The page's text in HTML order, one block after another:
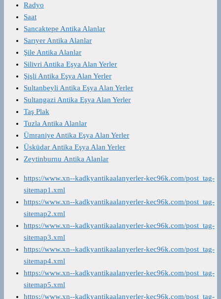
Radyo
Saat
Sancaktepe Antika Alanlar
Sarıyer Antika Alanlar
Şile Antika Alanlar
Silivri Antika Eşya Alan Yerler
Şişli Antika Eşya Alan Yerler
Sultanbeyli Antika Eşya Alan Yerler
Sultangazi Antika Eşya Alan Yerler
Taş Plak
Tuzla Antika Alanlar
Ümraniye Antika Eşya Alan Yerler
Üsküdar Antika Eşya Alan Yerler
Zeytinburnu Antika Alanlar
https://www.xn--kadkyantikaalanyerler-kec96k.com/post_tag-
sitemap1.xml
https://www.xn--kadkyantikaalanyerler-kec96k.com/post_tag-
sitemap2.xml
https://www.xn--kadkyantikaalanyerler-kec96k.com/post_tag-
sitemap3.xml
https://www.xn--kadkyantikaalanyerler-kec96k.com/post_tag-
sitemap4.xml
https://www.xn--kadkyantikaalanyerler-kec96k.com/post_tag-
sitemap5.xml
https://www.xn--kadkyantikaalanyerler-kec96k.com/post_tag-